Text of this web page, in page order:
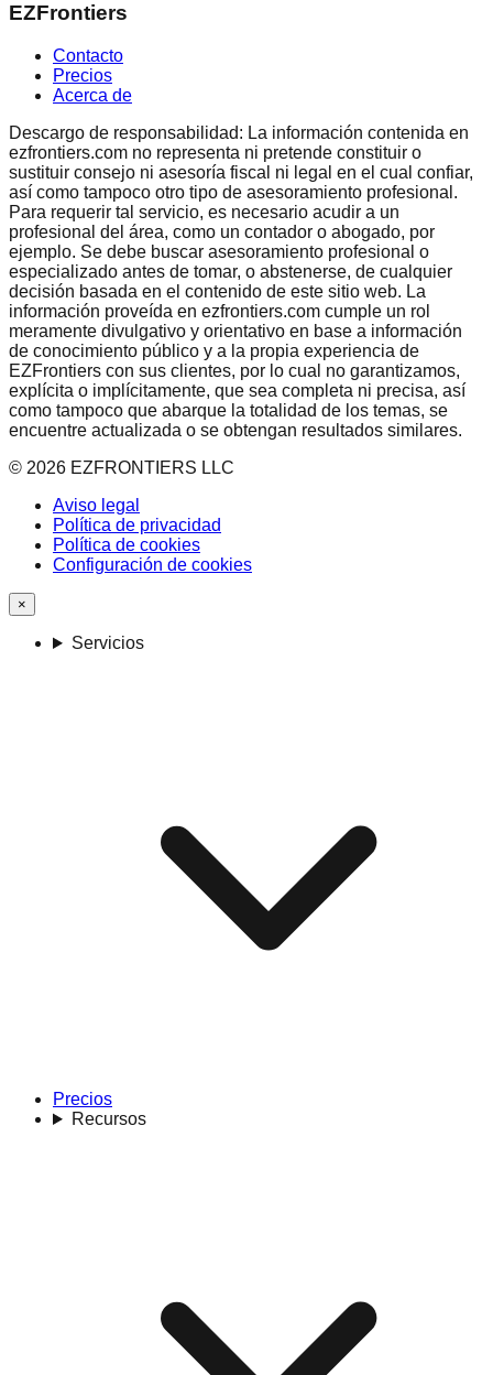
EZFrontiers
Contacto
Precios
Acerca de
Descargo de responsabilidad: La información contenida en
ezfrontiers.com no representa ni pretende constituir o
sustituir consejo ni asesoría fiscal ni legal en el cual confiar,
así como tampoco otro tipo de asesoramiento profesional.
Para requerir tal servicio, es necesario acudir a un
profesional del área, como un contador o abogado, por
ejemplo. Se debe buscar asesoramiento profesional o
especializado antes de tomar, o abstenerse, de cualquier
decisión basada en el contenido de este sitio web. La
información proveída en ezfrontiers.com cumple un rol
meramente divulgativo y orientativo en base a información
de conocimiento público y a la propia experiencia de
EZFrontiers con sus clientes, por lo cual no garantizamos,
explícita o implícitamente, que sea completa ni precisa, así
como tampoco que abarque la totalidad de los temas, se
encuentre actualizada o se obtengan resultados similares.
© 2026 EZFRONTIERS LLC
Aviso legal
Política de privacidad
Política de cookies
Configuración de cookies
×
Servicios
Precios
Recursos